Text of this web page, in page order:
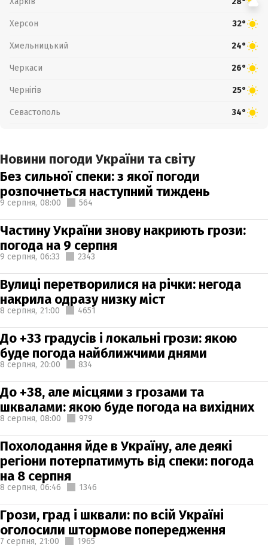
Херсон 32°
Хмельницький 24°
Черкаси 26°
Чернігів 25°
Севастополь 34°
Новини погоди України та світу
Без сильної спеки: з якої погоди
розпочнеться наступний тиждень
9 серпня, 08:00 564
Частину України знову накриють грози:
погода на 9 серпня
9 серпня, 06:33 2343
Вулиці перетворилися на річки: негода
накрила одразу низку міст
8 серпня, 21:00 4651
До +33 градусів і локальні грози: якою
буде погода найближчими днями
8 серпня, 20:00 834
До +38, але місцями з грозами та
шквалами: якою буде погода на вихідних
8 серпня, 08:00 979
Похолодання йде в Україну, але деякі
регіони потерпатимуть від спеки: погода
на 8 серпня
8 серпня, 06:46 1346
Грози, град і шквали: по всій Україні
оголосили штормове попередження
7 серпня, 21:00 1965